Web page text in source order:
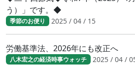
う）」です。◆
季節のお便り 2025 / 04 / 15
労働基準法、2026年にも改正へ
八木宏之の経済時事ウォッチ 2025 / 04 /